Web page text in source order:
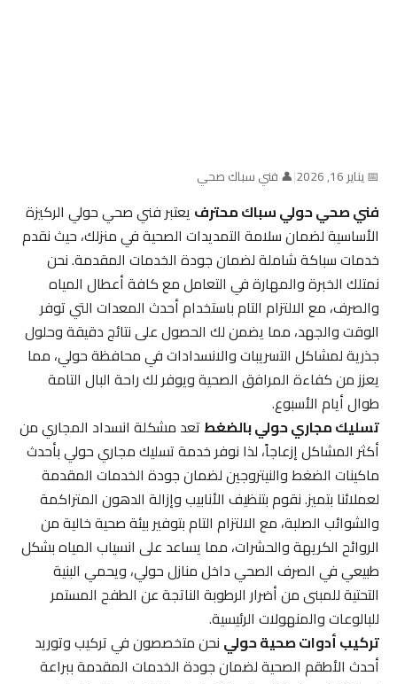
📅 يناير 16, 2026 |👤 فني سباك صحي
فني صحي حولي سباك محترفيعتبر فني صحي حولي الركيزة
الأساسية لضمان سلامة التمديدات الصحية في منزلك، حيث نقدم
خدمات سباكة شاملة لضمان جودة الخدمات المقدمة. نحن
نمتلك الخبرة والمهارة في التعامل مع كافة أعطال المياه
والصرف، مع الالتزام التام باستخدام أحدث المعدات التي توفر
الوقت والجهد، مما يضمن لك الحصول على نتائج دقيقة وحلول
جذرية لمشاكل التسريبات والانسدادات في محافظة حولي، مما
يعزز من كفاءة المرافق الصحية ويوفر لك راحة البال التامة
طوال أيام الأسبوع.
تسليك مجاري حولي بالضغطتعد مشكلة انسداد المجاري من
أكثر المشاكل إزعاجاً، لذا نوفر خدمة تسليك مجاري حولي بأحدث
ماكينات الضغط والنيتروجين لضمان جودة الخدمات المقدمة
لعملائنا بتميز. نقوم بتنظيف الأنابيب وإزالة الدهون المتراكمة
والشوائب الصلبة، مع الالتزام التام بتوفير بيئة صحية خالية من
الروائح الكريهة والحشرات، مما يساعد على انسياب المياه بشكل
طبيعي في الصرف الصحي داخل منازل حولي، ويحمي البنية
التحتية للمبنى من أضرار الرطوبة الناتجة عن الطفح المستمر
للبالوعات والمنهولات الرئيسية.
تركيب أدوات صحية حولينحن متخصصون في تركيب وتوريد
أحدث الأطقم الصحية لضمان جودة الخدمات المقدمة ببراعة